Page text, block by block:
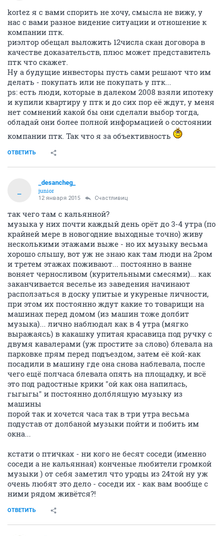
kortez я с вами спорить не хочу, смысла не вижу, у
нас с вами разное видение ситуации и отношение к
компании птк.
риэлтор обещал выложить 12числа скан договора в
качестве доказательств, плюс может представитель
птк что скажет.
Ну а будущие инвесторы пусть сами решают что им
делать - покупать или не покупать у птк...
ps: есть люди, которые в далеком 2008 взяли ипотеку
и купили квартиру у птк и до сих пор её ждут, у меня
нет сомнений какой бы они сделали выбор тогда,
обладай они более полной информацией о состоянии
компании птк. Так что я за объективность
ОТВЕТИТЬ
_desancheg_
junior
12 января 2015 Счастливиц
так чего там с кальянной?
музыка у них почти каждый день орёт до 3-4 утра (по
крайней мере в новогодние выходные точно) живу
несколькими этажами выже - но их музыку весьма
хорошо слышу, вот уж не знаю как там люди на 2ром
и третем этажах поживают... постоянно в ванне
воняет черносливом (курительными смесями)... как
заканчивается веселье из заведения начинают
расползаться в доску упитые и укуреные личности,
при этом их постоянно ждут какие то товарищи на
машинах перед домом (из машин тоже долбит
музыка)... лично наблюдал как в 4 утра (мягко
выражаясь) в какашку упитая красавица под ручку с
двумя кавалерами (уж простите за слово) блевала на
парковке прям перед подъездом, затем её кой-как
посадили в машину где она снова наблевала, после
чего ещё полчаса блевала опять на площадку, и всё
это под радостные крики "ой как она напилась,
гыгыгы" и постоянно долблящую музыку из
машины
порой так и хочется часа так в три утра весьма
подустав от долбаной музыки пойти и побить им
окна...
кстати о птичках - ни кого не бесят соседи (именно
соседи а не кальянная) конченые любители громкой
музыки ) от себя заметил что уроды из 24той ну уж
очень любят это дело - соседи их - как вам вообще с
ними рядом живётся?!
ОТВЕТИТЬ